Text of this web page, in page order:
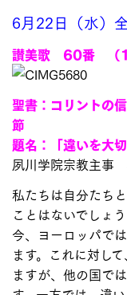
6月22日（水）
讃美歌 60番 （1
聖書：コリント
節
題名：「違いを
夙川学院宗教主
私たちは自分たち
ことはないでしょ
今、ヨーロッパで
ます。これに対し
ますが、他の国で